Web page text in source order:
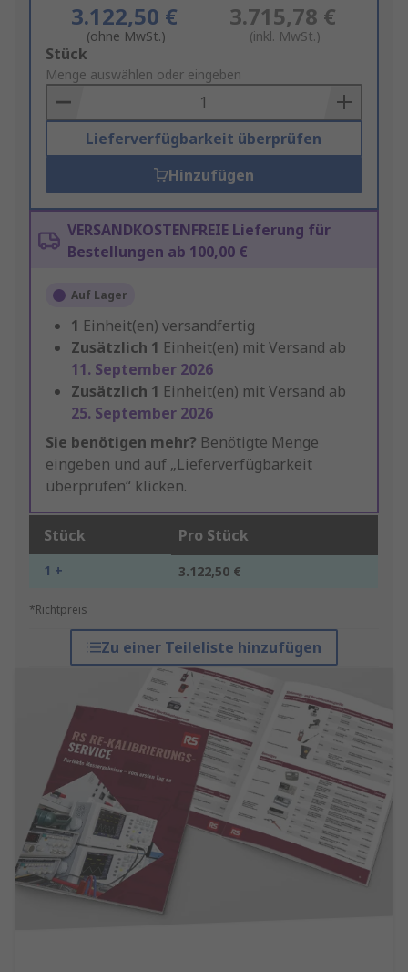
3.122,50 €
(ohne MwSt.)
3.715,78 €
(inkl. MwSt.)
Add
to
Basket
Stück
Menge auswählen oder eingeben
Lieferverfügbarkeit überprüfen
Hinzufügen
VERSANDKOSTENFREIE Lieferung für
Bestellungen ab 100,00 €
Auf Lager
1 Einheit(en) versandfertig
Zusätzlich 1 Einheit(en) mit Versand ab
11. September 2026
Zusätzlich 1 Einheit(en) mit Versand ab
25. September 2026
Sie benötigen mehr? Benötigte Menge
eingeben und auf „Lieferverfügbarkeit
überprüfen“ klicken.
Stück Pro Stück
1 + 3.122,50 €
*Richtpreis
Zu einer Teileliste hinzufügen